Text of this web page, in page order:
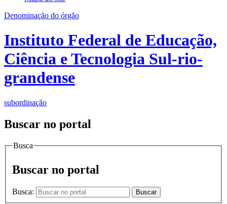
Denominação do órgão
Instituto Federal de Educação,
Ciência e Tecnologia Sul-rio-
grandense
subordinação
Buscar no portal
Busca
Buscar no portal
Busca: Buscar